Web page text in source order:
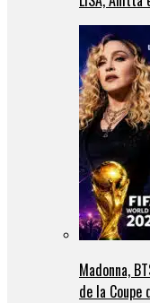
Madonna,
de la Coupe